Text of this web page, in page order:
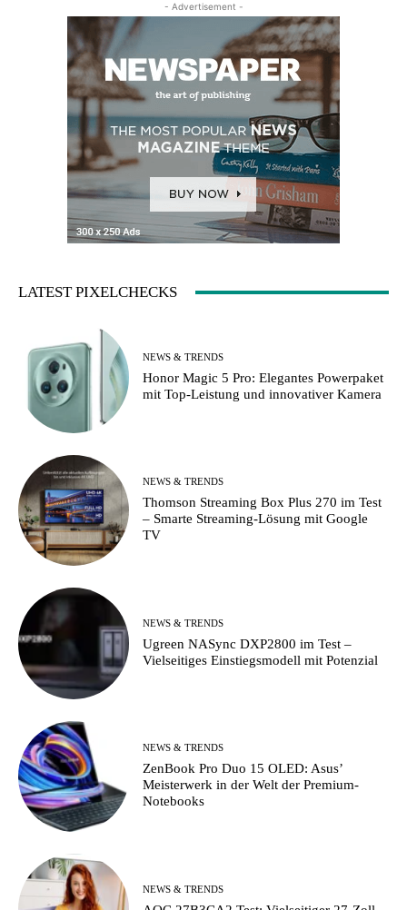
- Advertisement -
LATEST PIXELCHECKS
NEWS & TRENDS
Honor Magic 5 Pro: Elegantes Powerpaket
mit Top-Leistung und innovativer Kamera
NEWS & TRENDS
Thomson Streaming Box Plus 270 im Test
– Smarte Streaming-Lösung mit Google
TV
NEWS & TRENDS
Ugreen NASync DXP2800 im Test –
Vielseitiges Einstiegsmodell mit Potenzial
NEWS & TRENDS
ZenBook Pro Duo 15 OLED: Asus’
Meisterwerk in der Welt der Premium-
Notebooks
NEWS & TRENDS